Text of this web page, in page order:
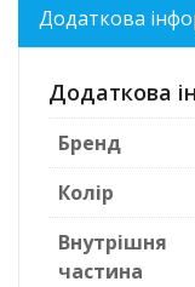
Додаткова
Додаткова
Бренд
Колір
Внутрішня
частина